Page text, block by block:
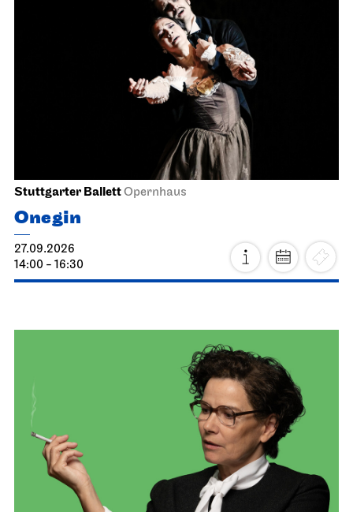
Stuttgarter BallettOpernhaus
Onegin
27.09.2026
14:00 - 16:30